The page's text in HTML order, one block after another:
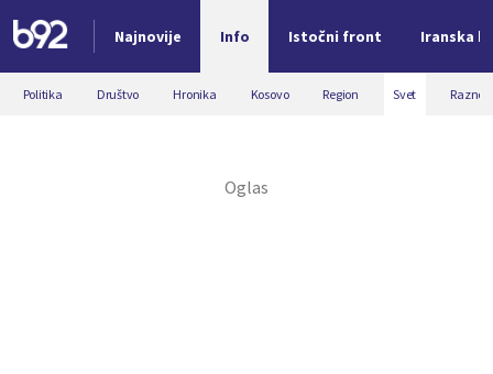
Najnovije Info Istočni front Iranska
Nova vest
Politika Društvo Hronika Kosovo Region Svet Razno